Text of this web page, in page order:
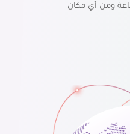
ومن أي مكان